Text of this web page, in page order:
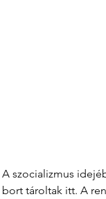
A szocializmus
bort tároltak itt. A